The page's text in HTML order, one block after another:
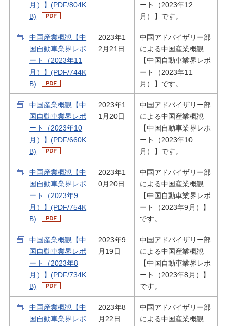
月）】(PDF/804K
B)
ート（2023年12
月）】です。
中国産業概観【中
国自動車業界レポ
ート（2023年11
月）】(PDF/744K
B)
2023年1
2月21日
中国アドバイザリー部
による中国産業概観
【中国自動車業界レポ
ート（2023年11
月）】です。
中国産業概観【中
国自動車業界レポ
ート（2023年10
月）】(PDF/660K
B)
2023年1
1月20日
中国アドバイザリー部
による中国産業概観
【中国自動車業界レポ
ート（2023年10
月）】です。
中国産業概観【中
国自動車業界レポ
ート（2023年9
月）】(PDF/754K
B)
2023年1
0月20日
中国アドバイザリー部
による中国産業概観
【中国自動車業界レポ
ート（2023年9月）】
です。
中国産業概観【中
国自動車業界レポ
ート（2023年8
月）】(PDF/734K
B)
2023年9
月19日
中国アドバイザリー部
による中国産業概観
【中国自動車業界レポ
ート（2023年8月）】
です。
中国産業概観【中
国自動車業界レポ
2023年8
月22日
中国アドバイザリー部
による中国産業概観